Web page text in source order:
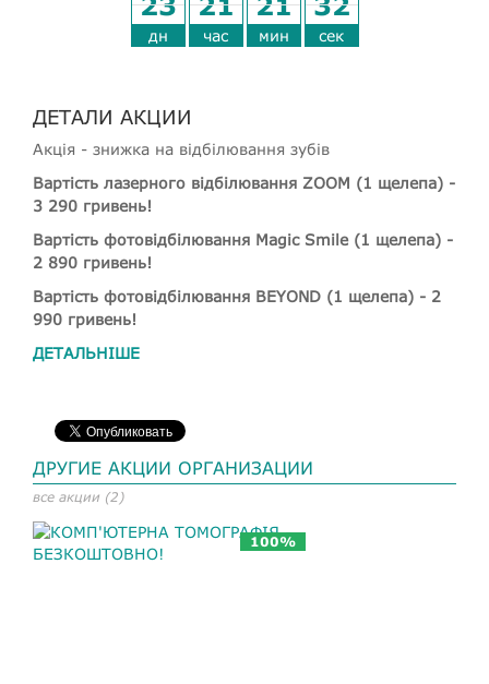
дн час мин сек
ДЕТАЛИ АКЦИИ
Акція - знижка на відбілювання зубів
Вартість лазерного відбілювання ZOOM (1 щелепа) -
3 290 гривень!
Вартість фотовідбілювання Magic Smile (1 щелепа) -
2 890 гривень!
Вартість фотовідбілювання BEYOND (1 щелепа) - 2
990 гривень!
ДЕТАЛЬНІШЕ
ДРУГИЕ АКЦИИ ОРГАНИЗАЦИИ
все акции (2)
100%